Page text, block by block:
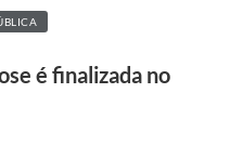
é finalizada no